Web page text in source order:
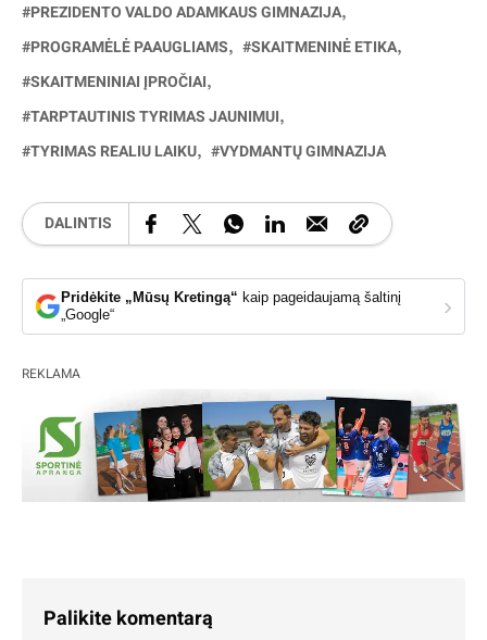
PREZIDENTO VALDO ADAMKAUS GIMNAZIJA
PROGRAMĖLĖ PAAUGLIAMS
SKAITMENINĖ ETIKA
SKAITMENINIAI ĮPROČIAI
TARPTAUTINIS TYRIMAS JAUNIMUI
TYRIMAS REALIU LAIKU
VYDMANTŲ GIMNAZIJA
DALINTIS
Pridėkite „Mūsų Kretingą“ kaip pageidaujamą šaltinį
„Google“
›
REKLAMA
Palikite komentarą